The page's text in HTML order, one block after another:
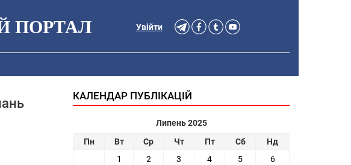
ПОРТАЛ Увійти
КАЛЕНДАР ПУБЛІКАЦІЙ
Липень 2025
Пн
Вт Ср Чт Пт Сб
Нд
1
2 3 4 5
6